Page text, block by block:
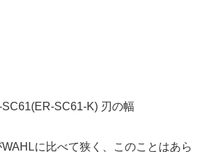
に比べて狭く、このことはあら